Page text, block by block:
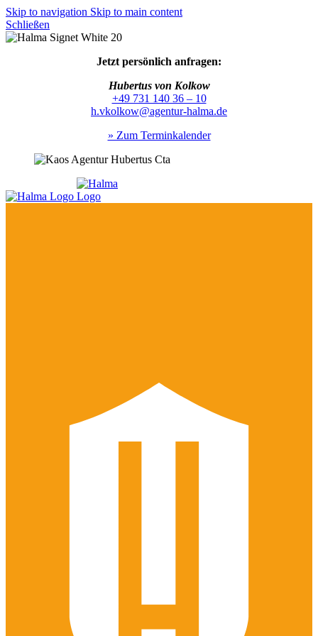
Skip to navigation Skip to main content
Schließen
Jetzt persönlich anfragen:
Hubertus von Kolkow
+49 731 140 36 – 10
h.vkolkow@agentur-halma.de
» Zum Terminkalender